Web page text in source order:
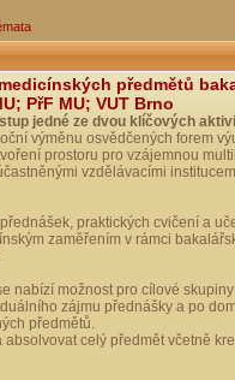
předmětů
PřF MU; VUT Brno
jedné ze dvou klíčových
výměnu osvědčených forem
prostoru pro vzájemnou
vzdělávacími
praktických cvičení a
zaměřením v rámci
nabízí možnost pro cílové
zájmu přednášky a po
předmětů.
celý předmět včetně